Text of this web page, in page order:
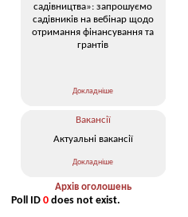
садівництва»: запрошуємо
садівників на вебінар щодо
отримання фінансування та
грантів
Докладніше
Вакансії
Актуальні вакансії
Докладніше
Архів оголошень
Poll ID 0 does not exist.